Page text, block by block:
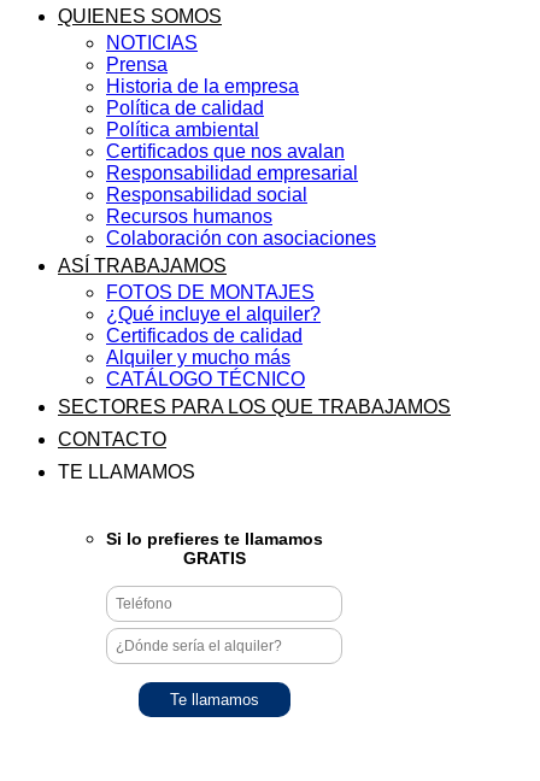
QUIENES SOMOS
NOTICIAS
Prensa
Historia de la empresa
Política de calidad
Política ambiental
Certificados que nos avalan
Responsabilidad empresarial
Responsabilidad social
Recursos humanos
Colaboración con asociaciones
ASÍ TRABAJAMOS
FOTOS DE MONTAJES
¿Qué incluye el alquiler?
Certificados de calidad
Alquiler y mucho más
CATÁLOGO TÉCNICO
SECTORES PARA LOS QUE TRABAJAMOS
CONTACTO
TE LLAMAMOS
Si lo prefieres te llamamos
GRATIS